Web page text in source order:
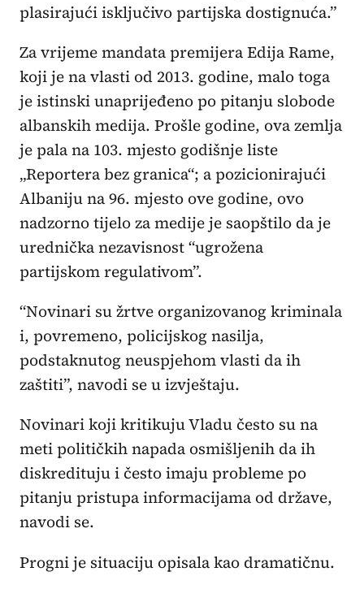
plasirajući isključivo partijska dostignuća.”
Za vrijeme mandata premijera Edija Rame,
koji je na vlasti od 2013. godine, malo toga
je istinski unaprijeđeno po pitanju slobode
albanskih medija. Prošle godine, ova zemlja
je pala na 103. mjesto godišnje liste
„Reportera bez granica“; a pozicionirajući
Albaniju na 96. mjesto ove godine, ovo
nadzorno tijelo za medije je saopštilo da je
urednička nezavisnost “ugrožena
partijskom regulativom”.
“Novinari su žrtve organizovanog kriminala
i, povremeno, policijskog nasilja,
podstaknutog neuspjehom vlasti da ih
zaštiti”, navodi se u izvještaju.
Novinari koji kritikuju Vladu često su na
meti političkih napada osmišljenih da ih
diskredituju i često imaju probleme po
pitanju pristupa informacijama od države,
navodi se.
Progni je situaciju opisala kao dramatičnu.